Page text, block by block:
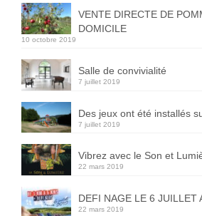
VENTE DIRECTE DE
DOMICILE
10 octobre 2019
Salle de convivialité
7 juillet 2019
Des jeux ont été installés
7 juillet 2019
Vibrez avec le Son et
22 mars 2019
DEFI NAGE LE 6 JUILLET
22 mars 2019